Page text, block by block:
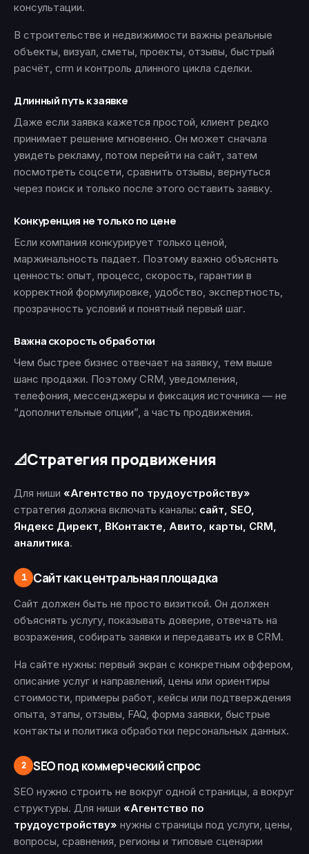
консультации.
В строительстве и недвижимости важны реальные
объекты, визуал, сметы, проекты, отзывы, быстрый
расчёт, crm и контроль длинного цикла сделки.
Длинный путь к заявке
Даже если заявка кажется простой, клиент редко
принимает решение мгновенно. Он может сначала
увидеть рекламу, потом перейти на сайт, затем
посмотреть соцсети, сравнить отзывы, вернуться
через поиск и только после этого оставить заявку.
Конкуренция не только по цене
Если компания конкурирует только ценой,
маржинальность падает. Поэтому важно объяснять
ценность: опыт, процесс, скорость, гарантии в
корректной формулировке, удобство, экспертность,
прозрачность условий и понятный первый шаг.
Важна скорость обработки
Чем быстрее бизнес отвечает на заявку, тем выше
шанс продажи. Поэтому CRM, уведомления,
телефония, мессенджеры и фиксация источника — не
“дополнительные опции”, а часть продвижения.
📐Стратегия продвижения
Для ниши «Агентство по трудоустройству»
стратегия должна включать каналы: сайт, SEO,
Яндекс Директ, ВКонтакте, Авито, карты, CRM,
аналитика.
1 Сайт как центральная площадка
Сайт должен быть не просто визиткой. Он должен
объяснять услугу, показывать доверие, отвечать на
возражения, собирать заявки и передавать их в CRM.
На сайте нужны: первый экран с конкретным оффером,
описание услуг и направлений, цены или ориентиры
стоимости, примеры работ, кейсы или подтверждения
опыта, этапы, отзывы, FAQ, форма заявки, быстрые
контакты и политика обработки персональных данных.
2 SEO под коммерческий спрос
SEO нужно строить не вокруг одной страницы, а вокруг
структуры. Для ниши «Агентство по
трудоустройству» нужны страницы под услуги, цены,
вопросы, сравнения, регионы и типовые сценарии